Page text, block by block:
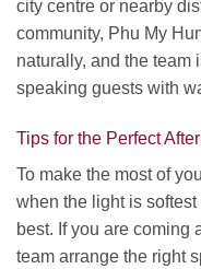
city centre or nearby
community, Phu My
naturally, and the team
speaking guests with
Tips for the Perfect
To make the most of
when the light is
best. If you are coming
team arrange the right